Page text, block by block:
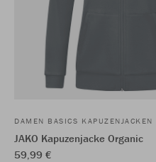
DAMEN BASICS KAPUZENJACKEN
JAKO Kapuzenjacke Organic
59,99 €